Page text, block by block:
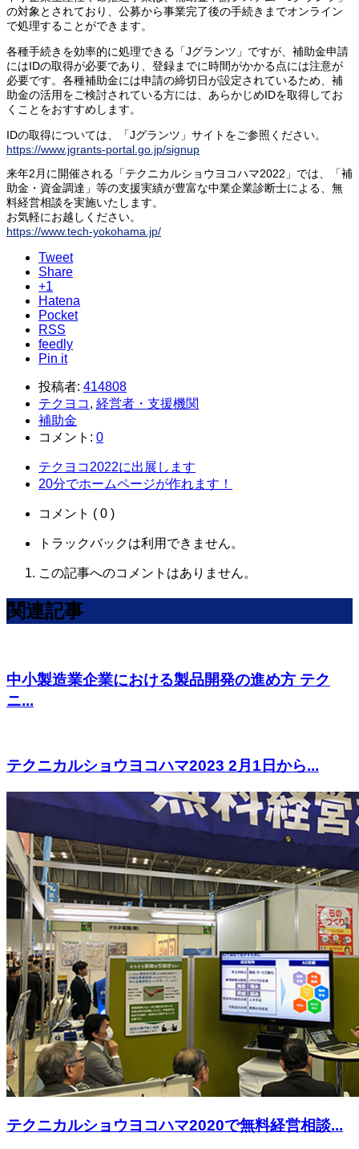
の対象とされており、公募から事業完了後の手続きまでオンライン
で処理することができます。
各種手続きを効率的に処理できる「Jグランツ」ですが、補助金申請
にはIDの取得が必要であり、登録までに時間がかかる点には注意が
必要です。各種補助金には申請の締切日が設定されているため、補
助金の活用をご検討されている方には、あらかじめIDを取得してお
くことをおすすめします。
IDの取得については、「Jグランツ」サイトをご参照ください。
https://www.jgrants-portal.go.jp/signup
来年2月に開催される「テクニカルショウヨコハマ2022」では、「補
助金・資金調達」等の支援実績が豊富な中業企業診断士による、無
料経営相談を実施いたします。
お気軽にお越しください。
https://www.tech-yokohama.jp/
Tweet
Share
+1
Hatena
Pocket
RSS
feedly
Pin it
投稿者: 414808
テクヨコ , 経営者・支援機関
補助金
コメント: 0
テクヨコ2022に出展します
20分でホームページが作れます！
コメント ( 0 )
トラックバックは利用できません。
この記事へのコメントはありません。
関連記事
中小製造業企業における製品開発の進め方 テク
ニ...
テクニカルショウヨコハマ2023 2月1日から...
テクニカルショウヨコハマ2020で無料経営相談...